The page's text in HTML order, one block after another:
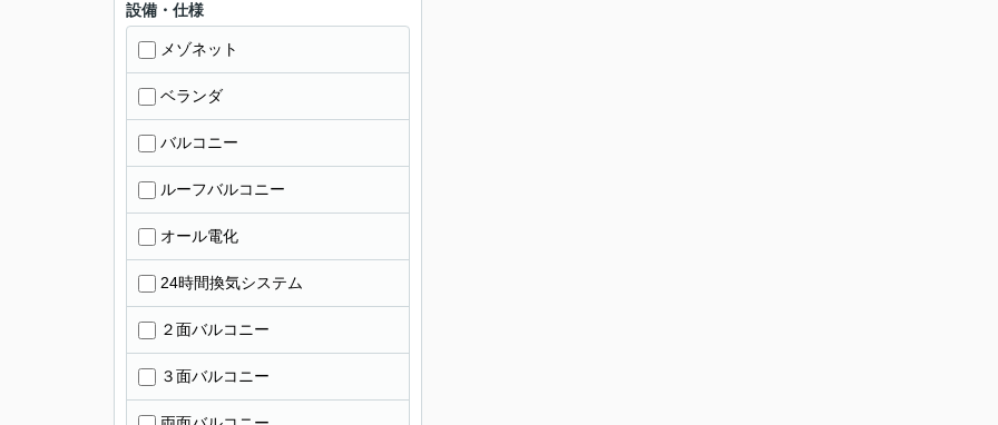
設備・仕様
メゾネット
ベランダ
バルコニー
ルーフバルコニー
オール電化
24時間換気システム
２面バルコニー
３面バルコニー